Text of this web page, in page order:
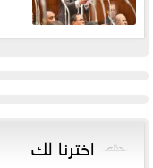
اخترنا لك